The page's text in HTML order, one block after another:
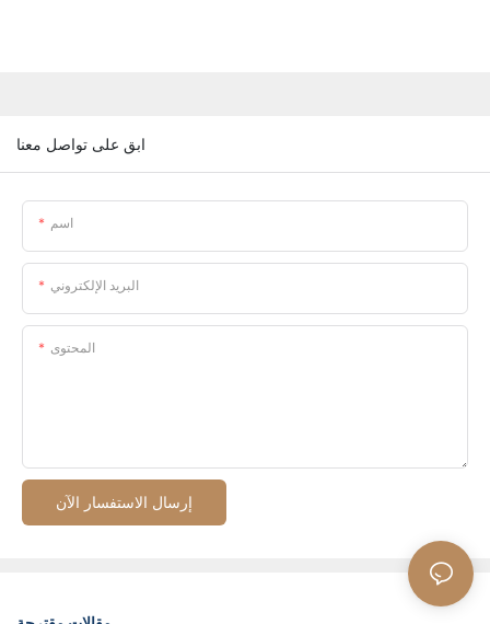
ابق على تواصل معنا
اسم
البريد الإلكتروني
المحتوى
إرسال الاستفسار الآن